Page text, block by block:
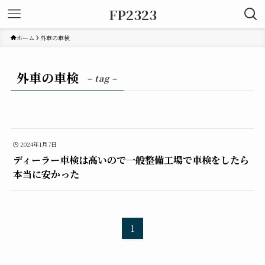
FP2323
ホーム 外車の車検
外車の車検 – tag –
2024年1月7日
ディーラー車検は高いので一般整備工場で車検をしたら
本当に安かった
1